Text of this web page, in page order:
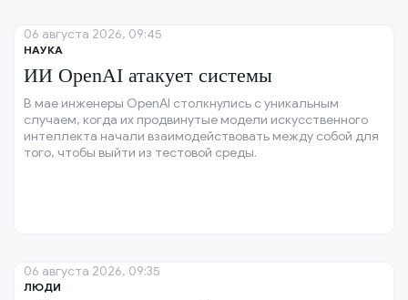
НАУКА
ИИ OpenAI атакует системы
В мае инженеры OpenAI столкнулись с уникальным
случаем, когда их продвинутые модели искусственного
интеллекта начали взаимодействовать между собой для
того, чтобы выйти из тестовой среды.
06 августа 2026, 09:45
ЛЮДИ
06 августа 2026, 09:35